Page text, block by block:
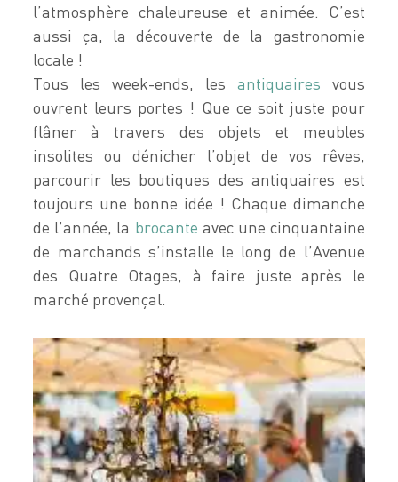
l’atmosphère chaleureuse et animée. C’est
aussi ça, la découverte de la gastronomie
locale !
Tous les week-ends, les antiquaires vous
ouvrent leurs portes ! Que ce soit juste pour
flâner à travers des objets et meubles
insolites ou dénicher l’objet de vos rêves,
parcourir les boutiques des antiquaires est
toujours une bonne idée ! Chaque dimanche
de l’année, la brocante avec une cinquantaine
de marchands s’installe le long de l’Avenue
des Quatre Otages, à faire juste après le
marché provençal.